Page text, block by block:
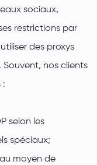
sociaux,
restrictions par
des proxys
nos clients
:
selon les
spéciaux;
moyen de